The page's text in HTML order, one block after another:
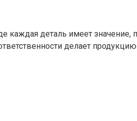
каждая деталь имеет
делает